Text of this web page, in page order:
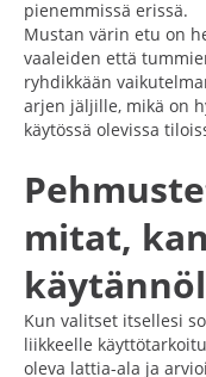
pienemmissä erissä.
Mustan värin etu on
vaaleiden että
ryhdikkään
arjen jäljille, mikä on
käytössä olevissa
mitat,
Kun valitset itsellesi
liikkeelle
oleva lattia-ala ja